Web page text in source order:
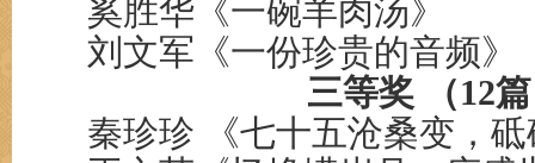
奚胜华《一碗羊肉汤》
刘文军《一份珍贵的音频》
三等奖 （12
秦珍珍 《七十五沧桑变，